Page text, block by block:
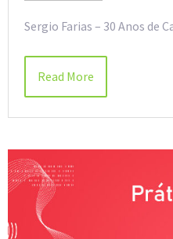
Sergio Farias – 30 Anos de
Read More